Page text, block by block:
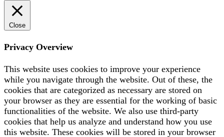
Close
Privacy Overview
This website uses cookies to improve your experience
while you navigate through the website. Out of these, the
cookies that are categorized as necessary are stored on
your browser as they are essential for the working of basic
functionalities of the website. We also use third-party
cookies that help us analyze and understand how you use
this website. These cookies will be stored in your browser